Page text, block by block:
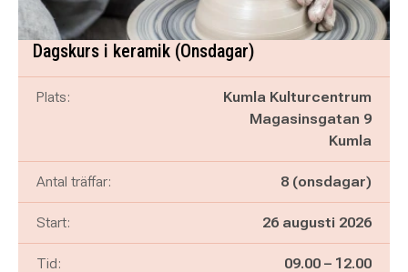
Dagskurs i keramik (Onsdagar)
Plats:
Kumla Kulturcentrum
Magasinsgatan 9
Kumla
Antal träffar: 8 (onsdagar)
Start: 26 augusti 2026
Tid: Pågår mellan
09.00 – och
12.00